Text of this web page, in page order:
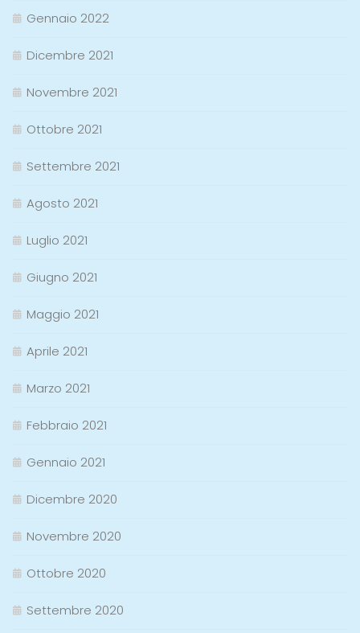
Gennaio 2022
Dicembre 2021
Novembre 2021
Ottobre 2021
Settembre 2021
Agosto 2021
Luglio 2021
Giugno 2021
Maggio 2021
Aprile 2021
Marzo 2021
Febbraio 2021
Gennaio 2021
Dicembre 2020
Novembre 2020
Ottobre 2020
Settembre 2020